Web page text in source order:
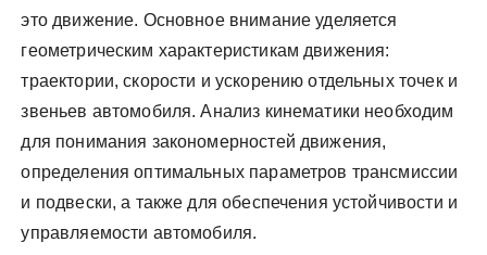
это движение. Основное внимание уделяется
геометрическим характеристикам движения:
траектории, скорости и ускорению отдельных точек и
звеньев автомобиля. Анализ кинематики необходим
для понимания закономерностей движения,
определения оптимальных параметров трансмиссии
и подвески, а также для обеспечения устойчивости и
управляемости автомобиля.